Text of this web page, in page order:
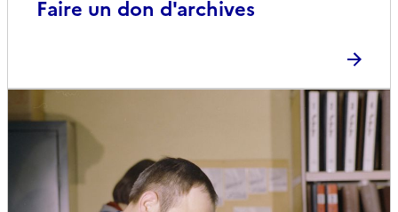
Faire un don d'archives